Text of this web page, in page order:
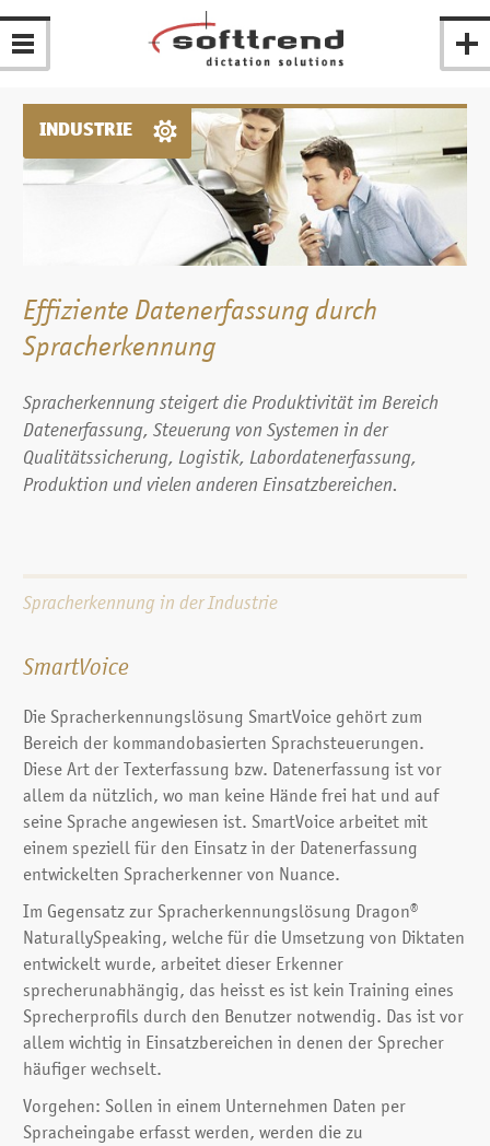
INDUSTRIE
Effiziente Datenerfassung durch
Spracherkennung
Spracherkennung steigert die Produktivität im Bereich
Datenerfassung, Steuerung von Systemen in der
Qualitätssicherung, Logistik, Labordatenerfassung,
Produktion und vielen anderen Einsatz­bereichen.
Spracherkennung in der Industrie
SmartVoice
Die Spracherkennungslösung SmartVoice gehört zum
Bereich der kommandobasierten Sprachsteuerungen.
Diese Art der Texterfassung bzw. Datenerfassung ist vor
allem da nützlich, wo man keine Hände frei hat und auf
seine Sprache angewiesen ist. SmartVoice arbeitet mit
einem speziell für den Einsatz in der Datenerfassung
entwickelten Sprach­erkenner von Nuance.
Im Gegensatz zur Spracherkennungslösung Dragon®
NaturallySpeaking, welche für die Umsetzung von Diktaten
entwickelt wurde, arbeitet dieser Erkenner
sprecherunabhängig, das heisst es ist kein Training eines
Sprecherprofils durch den Benutzer notwendig. Das ist vor
allem wichtig in Einsatzbereichen in denen der Sprecher
häufiger wechselt.
Vorgehen: Sollen in einem Unternehmen Daten per
Spracheingabe erfasst werden, werden die zu